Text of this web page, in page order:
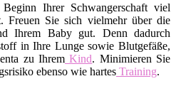
Ihrer Schwangerschaft viel
Freuen Sie sich vielmehr über die
Ihrem Baby gut. Denn dadurch
in Ihre Lunge sowie Blutgefäße,
zu Ihrem Kind. Minimieren Sie
ebenso wie hartes Training.